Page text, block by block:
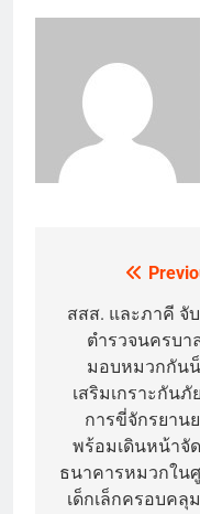
navigation
สสส. และภาคี จั
ตำรวจนครบา
มอบหมวกกัน
เสริมเกราะกันภั
การขี่จักรยาน
พร้อมเดินหน้าจั
ธนาคารหมวกใน
เด็กเล็กครอบคลุ